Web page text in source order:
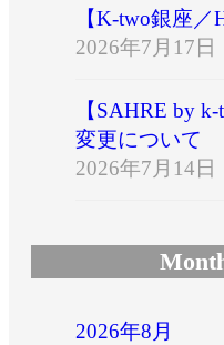
【K-two銀座
2026年7月17日
【SAHRE by
変更について
2026年7月14日
2026年8月